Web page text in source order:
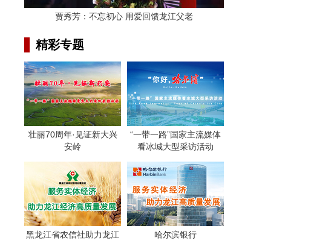
贾秀芳：不忘初心 用爱回馈龙江父老
精彩专题
壮丽70周年·见证新大兴
安岭
“一带一路”国家主流媒体
看冰城大型采访活动
黑龙江省农信社助力龙江
哈尔滨银行